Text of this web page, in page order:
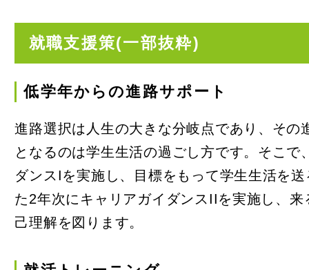
卒業生
在学生
ポータ
就職支援策(一部抜粋)
低学年からの進路サポート
進路選択は人生の大きな分岐点であり、その
となるのは学生生活の過ごし方です。そこで
ダンスIを実施し、目標をもって学生生活を
た2年次にキャリアガイダンスIIを実施し、
己理解を図ります。